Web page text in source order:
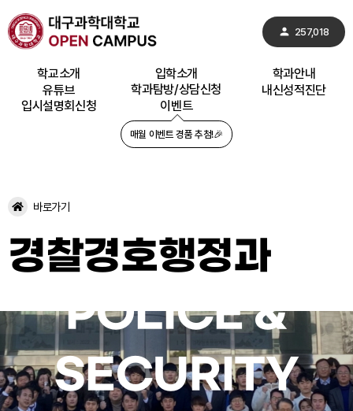
학교소개 입학소개
학과안내
유튜브
학과탐방/상담신청 내신성적진단
입시설명회신청 이벤트
매월 이벤트 경품 추첨!🎉
person 257,018
바로가기
경찰경호행정과
POLICE &
SECURITY